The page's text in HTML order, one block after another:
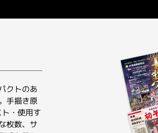
クトのあ
手描き原
・使用す
枚数、サ